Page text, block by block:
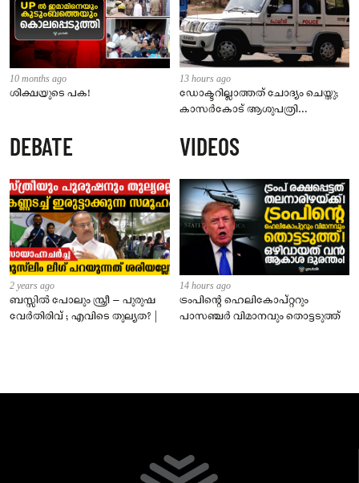
10 months ago
ശിക്ഷയുടെ പക!
13 hours ago
ഡോക്ടറില്ലാത്തത് ചോദ്യം ചെയ്തു;
കാസർകോട് ആശുപത്രി
നാട്ടുകാർക്കെതിരെ കേസ്
DEBATE
2 years ago
ബസ്സിൽ പോലും സ്ത്രീ – പുരുഷ
വേർതിരിവ് ; എവിടെ തുല്യത? |
VIDEOS
14 hours ago
ട്രംപിന്റെ ഹെലികോപ്റ്ററും
പാസഞ്ചര്‍ വിമാനവും തൊട്ടടുത്ത്